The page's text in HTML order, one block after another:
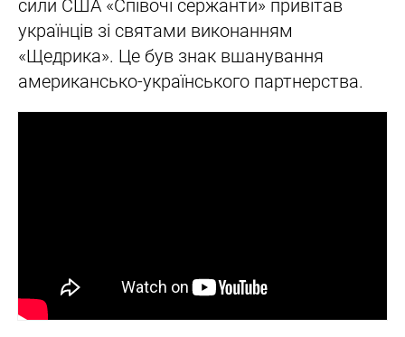
сили США «Співочі сержанти» привітав
українців зі святами виконанням
«Щедрика». Це був знак вшанування
американсько-українського партнерства.